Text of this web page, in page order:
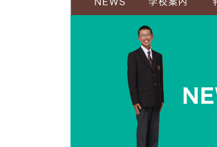
学校概要
ごあいさつ
コンセプト
施設紹介